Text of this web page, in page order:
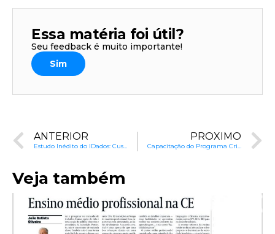
Essa matéria foi útil?
Seu feedback é muito importante!
Sim
ANTERIOR PRÓXIMO
Veja também